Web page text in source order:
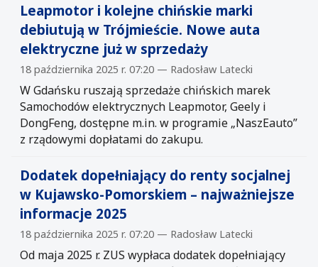
Leapmotor i kolejne chińskie marki
debiutują w Trójmieście. Nowe auta
elektryczne już w sprzedaży
18 października 2025 r. 07:20 — Radosław Latecki
W Gdańsku ruszają sprzedaże chińskich marek
Samochodów elektrycznych Leapmotor, Geely i
DongFeng, dostępne m.in. w programie „NaszEauto”
z rządowymi dopłatami do zakupu.
Dodatek dopełniający do renty socjalnej
w Kujawsko-Pomorskiem – najważniejsze
informacje 2025
18 października 2025 r. 07:20 — Radosław Latecki
Od maja 2025 r. ZUS wypłaca dodatek dopełniający